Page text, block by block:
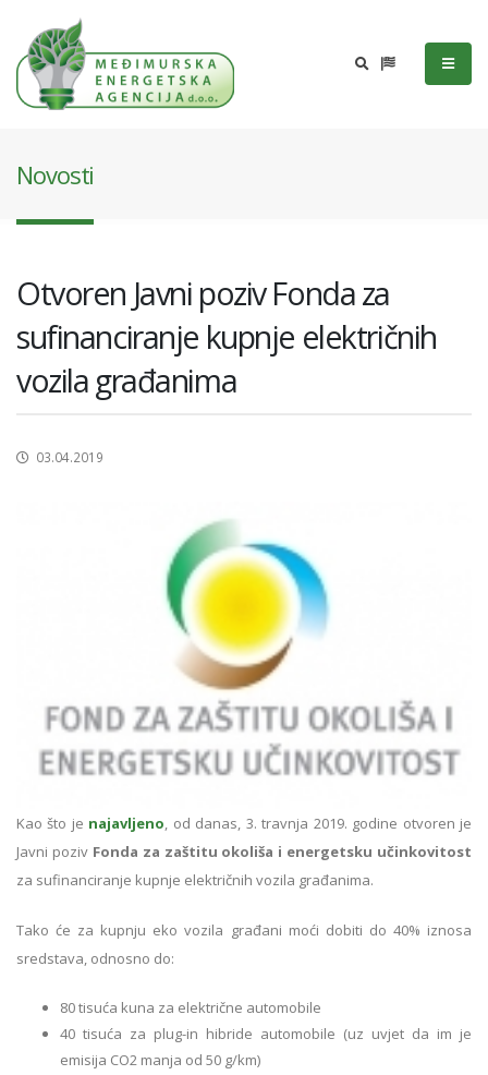
Novosti
Otvoren Javni poziv Fonda za
sufinanciranje kupnje električnih
vozila građanima
03.04.2019
Kao što je najavljeno, od danas, 3. travnja 2019. godine otvoren je
Javni poziv Fonda za zaštitu okoliša i energetsku učinkovitost
za sufinanciranje kupnje električnih vozila građanima.
Tako će za kupnju eko vozila građani moći dobiti do 40% iznosa
sredstava, odnosno do:
80 tisuća kuna za električne automobile
40 tisuća za plug-in hibride automobile (uz uvjet da im je
emisija CO2 manja od 50 g/km)